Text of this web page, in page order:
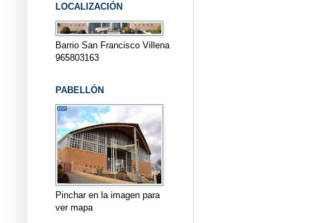
LOCALIZACIÓN
Barrio San Francisco Villena
965803163
PABELLÓN
Pinchar en la imagen para
ver mapa